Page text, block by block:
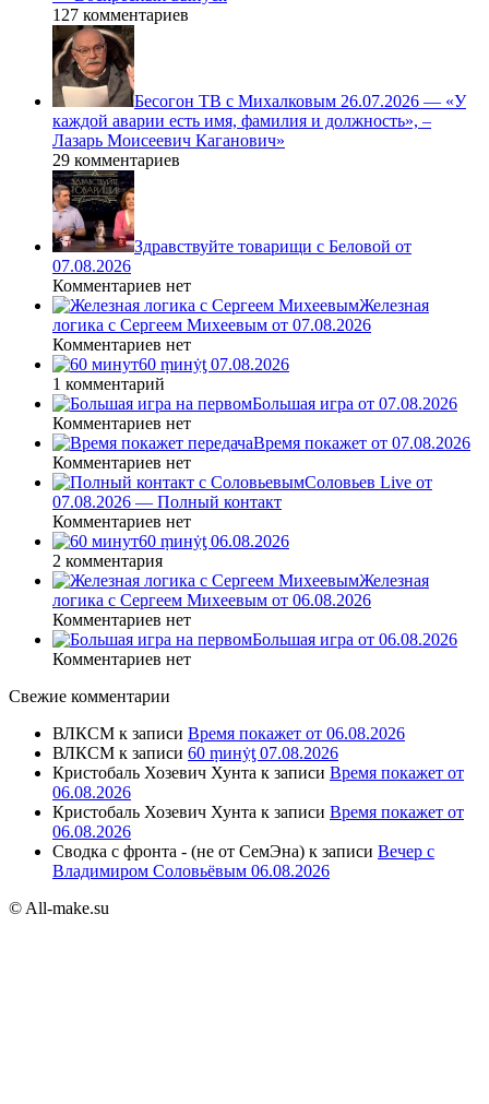
127 комментариев
Бесогон ТВ с Михалковым 26.07.2026 — «У
каждой аварии есть имя, фамилия и должность», –
Лазарь Моисеевич Каганович»
29 комментариев
Здравствуйте товарищи с Беловой от
07.08.2026
Комментариев нет
Железная
логика с Сергеем Михеевым от 07.08.2026
Комментариев нет
60 ṃинẏƫ 07.08.2026
1 комментарий
Большая игра от 07.08.2026
Комментариев нет
Время покажет от 07.08.2026
Комментариев нет
Соловьев Live от
07.08.2026 — Полный контакт
Комментариев нет
60 ṃинẏƫ 06.08.2026
2 комментария
Железная
логика с Сергеем Михеевым от 06.08.2026
Комментариев нет
Большая игра от 06.08.2026
Комментариев нет
Свежие комментарии
ВЛКСМ к записи Время покажет от 06.08.2026
ВЛКСМ к записи 60 ṃинẏƫ 07.08.2026
Кристобаль Хозевич Хунта к записи Время покажет от
06.08.2026
Кристобаль Хозевич Хунта к записи Время покажет от
06.08.2026
Сводка с фронта - (не от СемЭна) к записи Вечер с
Владимиром Соловьёвым 06.08.2026
© All-make.su